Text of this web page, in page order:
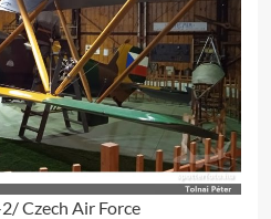
Czech Air Force